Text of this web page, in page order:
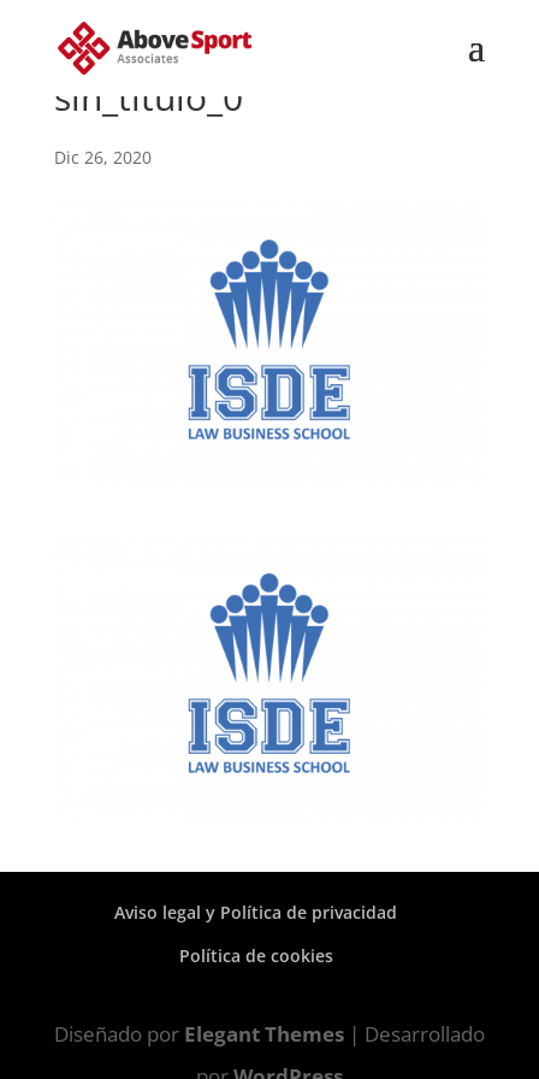
sin_titulo_0
Dic 26, 2020
Aviso legal y Política de privacidad
Política de cookies
Diseñado por Elegant Themes| Desarrollado